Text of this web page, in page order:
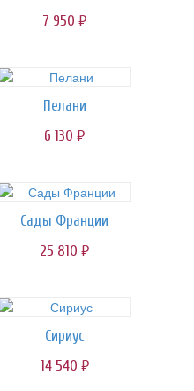
7 950 руб.
Пелани
6 130 руб.
Сады Франции
25 810 руб.
Сириус
14 540 руб.